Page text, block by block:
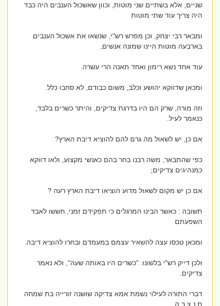
שניים, אלא בשתיים שני מוטות, וכוון שאשכול הענבים היה כבד
היה צריך עוד שתי מוטות
ומבאר רבי יצחק, וכן מפרש רש"י, שנשאו את אשכול הענבים
בארבעה מוטות היינו שמונה אנשים,
עוד אחד נשא רימון ואחד תאנה הרי עשרה.
ומכאן שדווקא יהושע וכלב, משום כבודם, לא סחבו כלל.
וזה מורה, שרק הם היו בדרגת צדיקים, והיתר כשרים בלבד,
כנאמר לעיל.
אם כן, יש לשאול מה גרם להם להוציא דיבת הארץ?
כפי שהתבאר, משה רבנו בחר בהם כאנשי מקצוע, ולאו דווקא
כמנהיגים צדיקים;
אם כן יש מקום לשאול מדוע הוציאו דיבת הארץ רעה ?
תשובה : כאשר הבינו המרגלים כי תפקידם זמני, חששו לאבד
השפעתם
ומכאן טכסו עצה להשאיר עצמם במעמדם ובחרו להוציא דיבה.
ולכן דייק רש"י בלשונו: "כשרים היו באותה שעה", ולא נאמר
צדיקים.
דברי התורה לעילוי נשמת אמא צדיקה שושנה זורייה בת שמחה
ת.נ.צ.ב.ה